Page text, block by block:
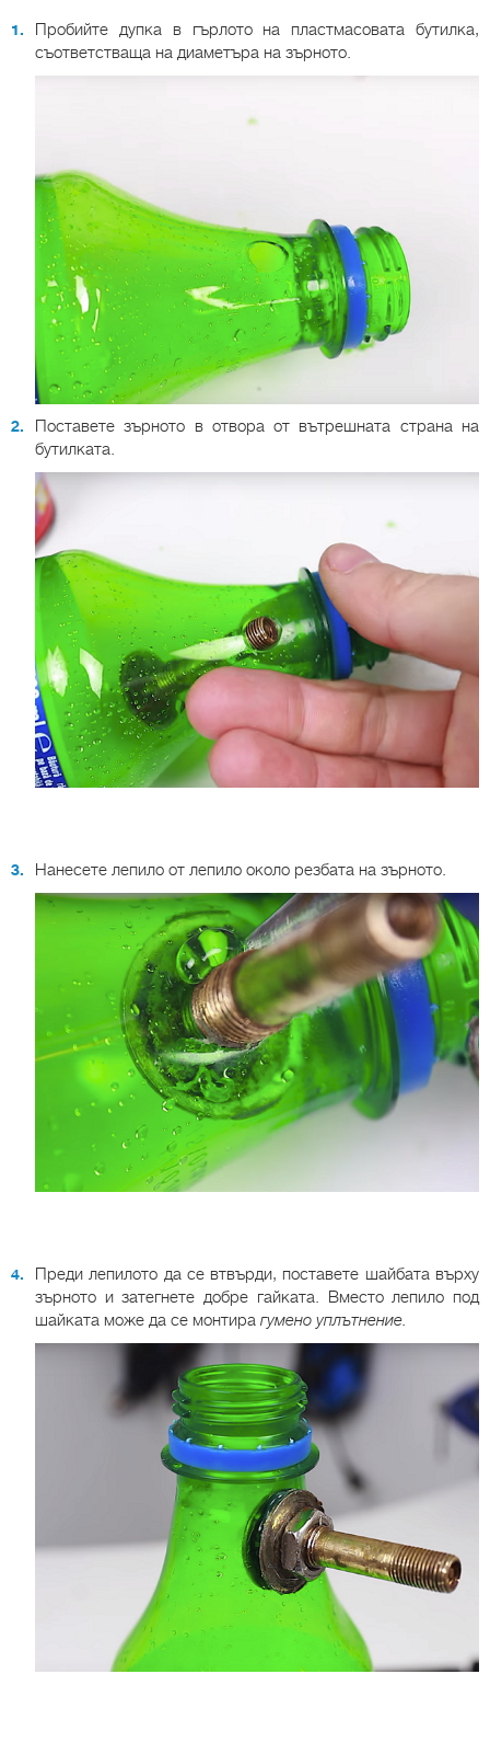
Пробийте дупка в гърлото на пластмасовата бутилка,
съответстваща на диаметъра на зърното.
Поставете зърното в отвора от вътрешната страна на
бутилката.
Нанесете лепило от лепило около резбата на зърното.
Преди лепилото да се втвърди, поставете шайбата върху
зърното и затегнете добре гайката. Вместо лепило под
шайката може да се монтира гумено уплътнение.